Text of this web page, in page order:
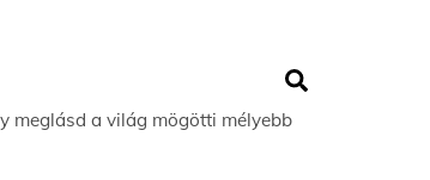
meglásd a világ mögötti mélyebb